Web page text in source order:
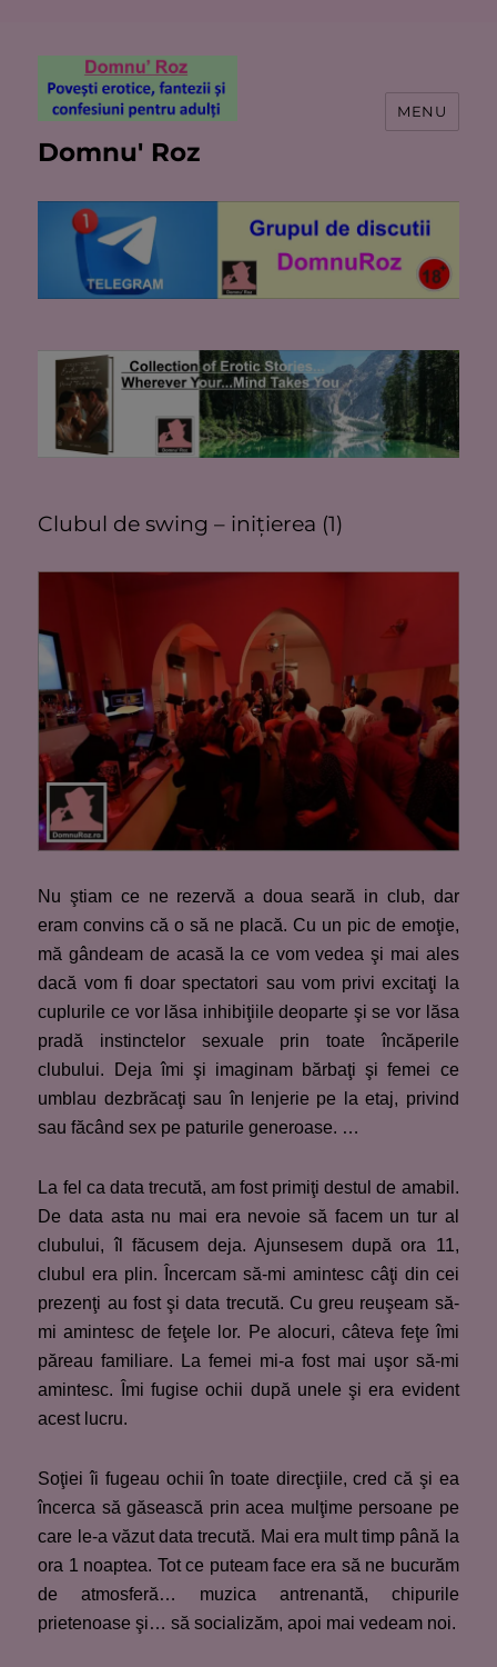
Domnu' Roz
MENU
Clubul de swing – iniţierea (1)
Nu ştiam ce ne rezervă a doua seară in club, dar
eram convins că o să ne placă. Cu un pic de emoţie,
mă gândeam de acasă la ce vom vedea şi mai ales
dacă vom fi doar spectatori sau vom privi excitaţi la
cuplurile ce vor lăsa inhibiţiile deoparte şi se vor lăsa
pradă instinctelor sexuale prin toate încăperile
clubului. Deja îmi şi imaginam bărbaţi şi femei ce
umblau dezbrăcaţi sau în lenjerie pe la etaj, privind
sau făcând sex pe paturile generoase. …
La fel ca data trecută, am fost primiţi destul de amabil.
De data asta nu mai era nevoie să facem un tur al
clubului, îl făcusem deja. Ajunsesem după ora 11,
clubul era plin. Încercam să-mi amintesc câţi din cei
prezenţi au fost şi data trecută. Cu greu reuşeam să-
mi amintesc de feţele lor. Pe alocuri, câteva feţe îmi
păreau familiare. La femei mi-a fost mai uşor să-mi
amintesc. Îmi fugise ochii după unele şi era evident
acest lucru.
Soţiei îi fugeau ochii în toate direcţiile, cred că şi ea
încerca să găsească prin acea mulţime persoane pe
care le-a văzut data trecută. Mai era mult timp până la
ora 1 noaptea. Tot ce puteam face era să ne bucurăm
de atmosferă… muzica antrenantă, chipurile
prietenoase şi… să socializăm, apoi mai vedeam noi.